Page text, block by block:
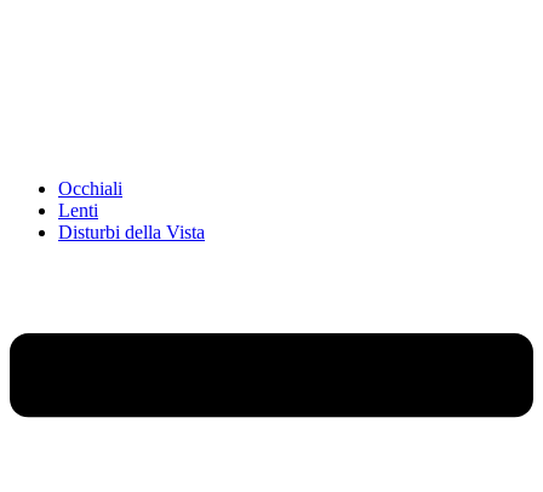
Occhiali
Lenti
Disturbi della Vista